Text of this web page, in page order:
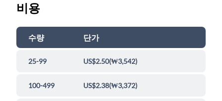
비용
수량 단가
25-99 US$2.50(₩3,542)
100-499 US$2.38(₩3,372)